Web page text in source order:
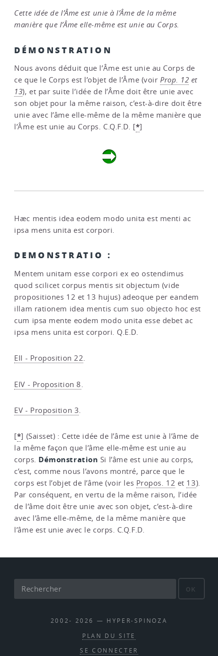
Cette idée de l’Âme est unie à l’Âme de la même
manière que l’Âme elle-même est unie au Corps.
DÉMONSTRATION
Nous avons déduit que l’Âme est unie au Corps de
ce que le Corps est l’objet de l’Âme (voir Prop. 12 et
13), et par suite l’idée de l’Âme doit être unie avec
son objet pour la même raison, c’est-à-dire doit être
unie avec l’âme elle-même de la même manière que
l’Âme est unie au Corps. C.Q.F.D. [*]
Hæc mentis idea eodem modo unita est menti ac
ipsa mens unita est corpori.
DEMONSTRATIO :
Mentem unitam esse corpori ex eo ostendimus
quod scilicet corpus mentis sit objectum (vide
propositiones 12 et 13 hujus) adeoque per eandem
illam rationem idea mentis cum suo objecto hoc est
cum ipsa mente eodem modo unita esse debet ac
ipsa mens unita est corpori. Q.E.D.
EII - Proposition 22.
EIV - Proposition 8
EV - Proposition 3.
[*] (Saisset) : Cette idée de l’âme est unie à l’âme de
la même façon que l’âme elle-même est unie au
corps. Démonstration Si l’âme est unie au corps,
c’est, comme nous l’avons montré, parce que le
corps est l’objet de l’âme (voir les Propos. 12 et 13).
Par conséquent, en vertu de la même raison, l’idée
de l’âme doit être unie avec son objet, c’est-à-dire
avec l’âme elle-même, de la même manière que
l’âme est unie avec le corps. C.Q.F.D.
OK
2002- 2026 — HYPER-SPINOZA
PLAN DU SITE
SE CONNECTER